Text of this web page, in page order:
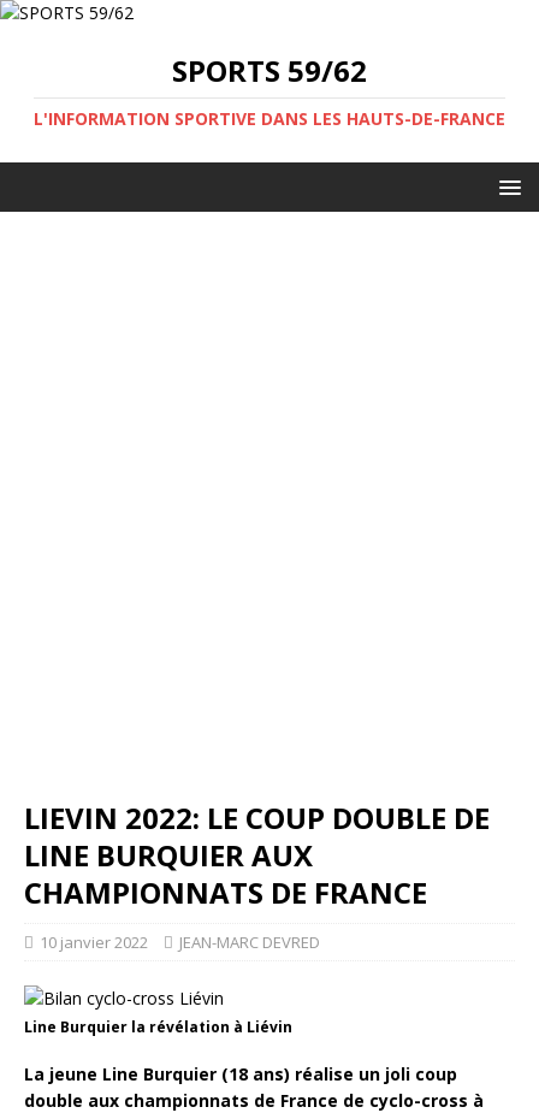
SPORTS 59/62
L'INFORMATION SPORTIVE DANS LES HAUTS-DE-FRANCE
LIEVIN 2022: LE COUP DOUBLE DE
LINE BURQUIER AUX
CHAMPIONNATS DE FRANCE
10 janvier 2022 JEAN-MARC DEVRED
Line Burquier la révélation à Liévin
La jeune Line Burquier (18 ans) réalise un joli coup
double aux championnats de France de cyclo-cross à